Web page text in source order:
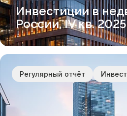
Инвестиции в
России, IV кв. 2025
Регулярный отчёт